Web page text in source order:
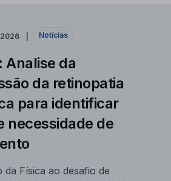
Notícias
Analise da
da retinopatia
para identificar
necessidade de
da Física ao desafio de